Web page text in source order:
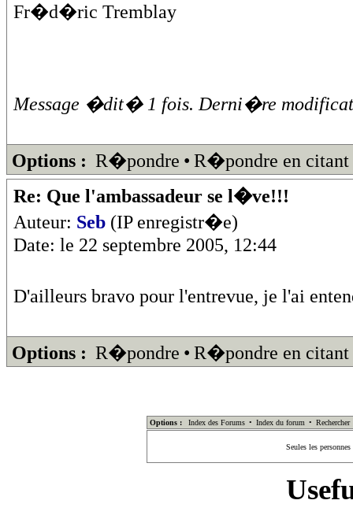
Fr�d�ric Tremblay
Message �dit� 1 fois. Derni�re
Options : R�pondre • R�pondre en citant
Re: Que l'ambassadeur se l�ve!!!
Auteur: Seb (IP enregistr�e)
Date: le 22 septembre 2005, 12:44
D'ailleurs bravo pour l'entrevue, je l'ai
Options : R�pondre • R�pondre en citant
Options : Index des Forums • Index du forum • Rechercher
Seules les